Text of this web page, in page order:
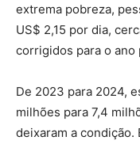
extrema pobreza,
US$ 2,15 por dia,
corrigidos para o ano
De 2023 para 2024,
milhões para 7,4
deixaram a condição.